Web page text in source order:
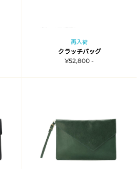
再入荷
クラッチバッグ
¥52,800 -